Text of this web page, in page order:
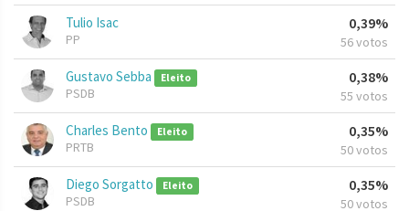
Tulio Isac
PP
0,39%
56 votos
Gustavo Sebba Eleito
PSDB
0,38%
55 votos
Charles Bento Eleito
PRTB
0,35%
50 votos
Diego Sorgatto Eleito
PSDB
0,35%
50 votos